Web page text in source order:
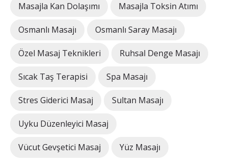
Masajla Kan Dolaşımı Masajla Toksin Atımı
Osmanlı Masajı Osmanlı Saray Masajı
Özel Masaj Teknikleri Ruhsal Denge Masajı
Sıcak Taş Terapisi Spa Masajı
Stres Giderici Masaj Sultan Masajı
Uyku Düzenleyici Masaj
Vücut Gevşetici Masaj Yüz Masajı